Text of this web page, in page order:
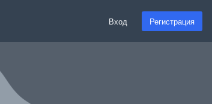
Вход Регистрация